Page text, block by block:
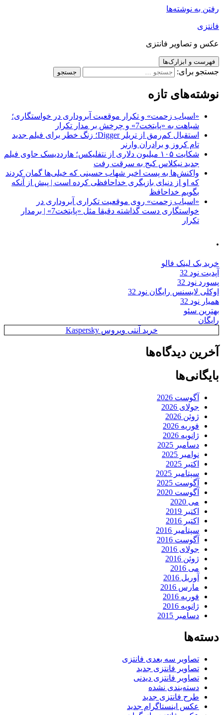
رفتن به نوشته‌ها
فانتزی
عکس و تصاویر فانتزی
فهرست و ابزارک‌ها
جستجو برای:
نوشته‌های تازه
«اسباب زحمت» و تکرار موقعیت آبروداری در خواستگاری؛
شباهت به «پایتخت7» و چرخش بر مدار تکرار
استقبال کم‌رمق از تریلر Digger؛ زنگ خطر برای فیلم جدید
تام کروز و برادران وارنر
شکایت ۱۰۵ میلیون دلاری از نتفلیکس؛ هارددیسک حاوی فیلم
جدید نیکلاس کیج به سرقت رفت
واکنش‌ها به پست اخیر شهاب حسینی که خیلی‌ها گمان کردند
که او از دنیای بازیگری خداحافظی کرده است | پیش از آنکه
بگویم خداحافظ
«اسباب زحمت» روی موقعیت تکراری آبروداری در
خواستگاری دست گذاشته دقیقا مثل «پایتخت7» | برمدار
تکرار
.
خرید بک لینک فالو
آپدیت نود 32
پسورد نود 32
اوکلی لایسنس رایگان نود 32
همیار نود 32
بهترین سئو
رایگان
خرید آنتی ویروس Kaspersky
آخرین دیدگاه‌ها
بایگانی‌ها
آگوست 2026
جولای 2026
ژوئن 2026
فوریه 2026
ژانویه 2026
دسامبر 2025
نوامبر 2025
اکتبر 2025
سپتامبر 2025
آگوست 2025
آگوست 2020
می 2020
اکتبر 2019
اکتبر 2016
سپتامبر 2016
آگوست 2016
جولای 2016
ژوئن 2016
می 2016
آوریل 2016
مارس 2016
فوریه 2016
ژانویه 2016
دسامبر 2015
دسته‌ها
تصاویر سه بعدی فانتزی
تصاویر فانتزی جدید
تصاویر فانتزی دیدنی
دسته‌بندی نشده
طرح فانتزی جدید
عکس اینستاگرام جدید